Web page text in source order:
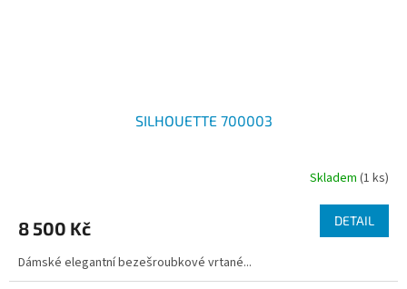
SILHOUETTE 700003
Skladem (1 ks)
8 500 Kč DETAIL
Dámské elegantní bezešroubkové vrtané...